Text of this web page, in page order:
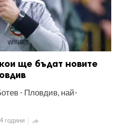
ще бъдат новите
- Пловдив, най-
години 